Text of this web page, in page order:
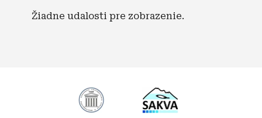
Žiadne udalosti pre zobrazenie.